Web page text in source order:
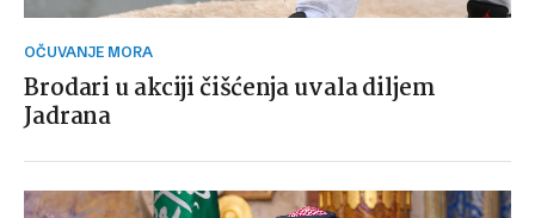
OČUVANJE MORA
Brodari u akciji čišćenja uvala diljem
Jadrana